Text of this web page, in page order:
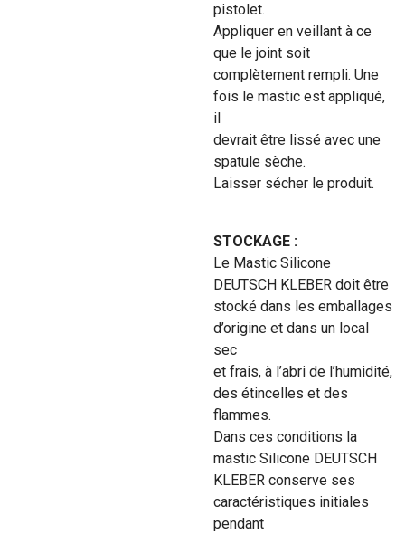
pistolet.
Appliquer en veillant à ce
que le joint soit
complètement rempli. Une
fois le mastic est appliqué,
il
devrait être lissé avec une
spatule sèche.
Laisser sécher le produit.
STOCKAGE :
Le Mastic Silicone
DEUTSCH KLEBER doit être
stocké dans les emballages
d’origine et dans un local
sec
et frais, à l’abri de l’humidité,
des étincelles et des
flammes.
Dans ces conditions la
mastic Silicone DEUTSCH
KLEBER conserve ses
caractéristiques initiales
pendant